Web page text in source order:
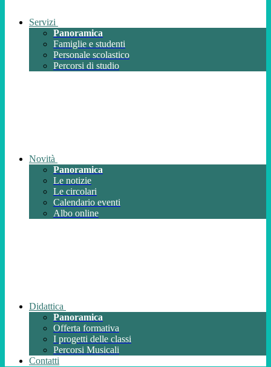
Servizi
Panoramica
Famiglie e studenti
Personale scolastico
Percorsi di studio
Novità
Panoramica
Le notizie
Le circolari
Calendario eventi
Albo online
Didattica
Panoramica
Offerta formativa
I progetti delle classi
Percorsi Musicali
Contatti